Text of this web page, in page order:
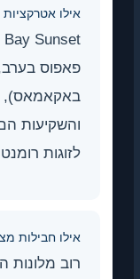
אילו אטרקציות
באקאמאס),
והשקיעות
לזוגות
אילו חבילות
רוב מלונות